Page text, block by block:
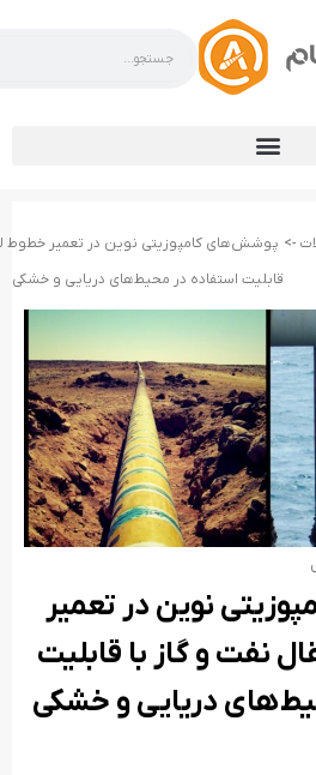
-> پوشش‌های کامپوزیتی نوین در تعمیر خطوط
قابلیت استفاده در محیط‌های دریایی و خشکی
نوین در تعمیر
نفت و گاز با قابلیت
دریایی و خشکی